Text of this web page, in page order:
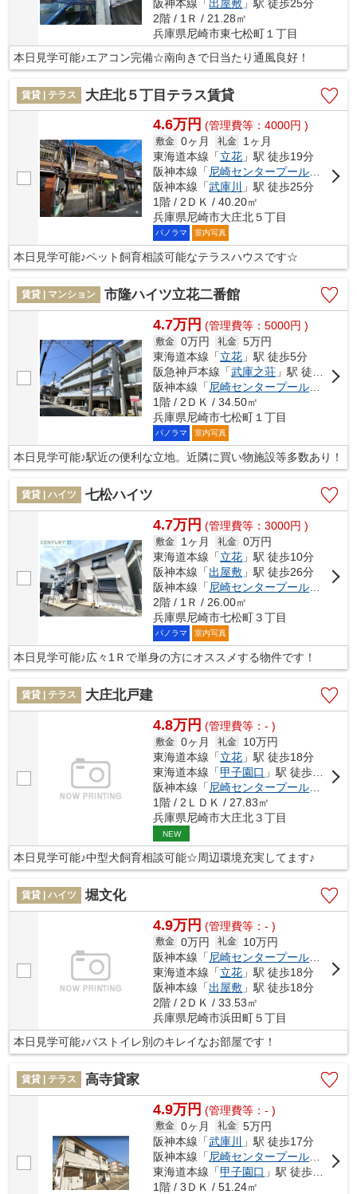
阪神本線「出屋敷 」駅 徒歩25分
2階 / 1Ｒ / 21.28㎡
兵庫県尼崎市東七松町１丁目
本日見学可能♪エアコン完備☆南向きで日当たり通風良好！
賃貸 | テラス 大庄北５丁目テラス賃貸
4.6万円 (管理費等：4000円 )
敷金 0ヶ月 礼金
1ヶ月
東海道本線「立花 」駅 徒歩19分
阪神本線「尼崎センタープール前
」駅
阪神本線「武庫川
」駅 徒歩25分
1階 / 2ＤＫ / 40.20㎡
兵庫県尼崎市大庄北５丁目
パノラマ 室内写真
本日見学可能♪ペット飼育相談可能なテラスハウスです☆
賃貸 | マンション 市隆ハイツ立花二番館
4.7万円 (管理費等：5000円 )
敷金 0万円 礼金 5万円
東海道本線「立花 」駅 徒歩5分
阪急神戸本線「武庫之荘 」駅 徒歩28分
阪神本線「尼崎センタープール前
」駅
1階 / 2ＤＫ / 34.50㎡
兵庫県尼崎市七松町１丁目
パノラマ 室内写真
本日見学可能♪駅近の便利な立地。近隣に買い物施設等多数あり！
賃貸 | ハイツ 七松ハイツ
4.7万円 (管理費等：3000円 )
敷金 1ヶ月 礼金 0万円
東海道本線「立花 」駅 徒歩10分
阪神本線「出屋敷 」駅 徒歩26分
阪神本線「 尼崎センタープール前
」駅
2階 / 1Ｒ / 26.00㎡
兵庫県尼崎市七松町３丁目
パノラマ 室内写真
本日見学可能♪広々1Ｒで単身の方にオススメする物件です！
賃貸 | テラス 大庄北戸建
4.8万円 (管理費等：- )
敷金 0ヶ月 礼金
10万円
東海道本線「立花 」駅 徒歩18分
東海道本線「甲子園口 」駅 徒歩27分
阪神本線「 尼崎センタープール前
」駅
1階 / 2ＬＤＫ / 27.83㎡
兵庫県尼崎市大庄北３丁目
NEW
本日見学可能♪中型犬飼育相談可能☆周辺環境充実してます♪
賃貸 | ハイツ 堀文化
4.9万円 (管理費等：- )
敷金 0万円 礼金
10万円
阪神本線「 尼崎センタープール前
東海道本線「立花 」駅 徒歩18分
阪神本線「出屋敷 」駅 徒歩18分
2階 / 2ＤＫ / 33.53㎡
兵庫県尼崎市浜田町５丁目
本日見学可能♪バストイレ別のキレイなお部屋です！
賃貸 | テラス 高寺貸家
4.9万円 (管理費等：- )
敷金 0ヶ月 礼金 5万円
阪神本線「武庫川
」駅 徒歩17分
阪神本線「 尼崎センタープール前
」駅
東海道本線「甲子園口 」駅 徒歩27分
1階 / 3ＤＫ / 51.24㎡